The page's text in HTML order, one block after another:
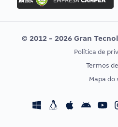
Concurso MPU
Editais publicados
CONCURSOS POR PROFISSÃO
Concursos Fiscais
© 2012 - 2026 Gran
Política de
Termos
Mapa do